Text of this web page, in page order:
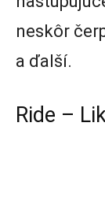
neskôr
a ďalší.
Ride –